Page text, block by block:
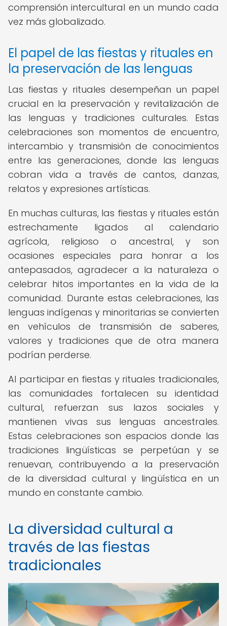
comprensión intercultural en un mundo cada
vez más globalizado.
El papel de las fiestas y rituales en
la preservación de las lenguas
Las fiestas y rituales desempeñan un papel
crucial en la preservación y revitalización de
las lenguas y tradiciones culturales. Estas
celebraciones son momentos de encuentro,
intercambio y transmisión de conocimientos
entre las generaciones, donde las lenguas
cobran vida a través de cantos, danzas,
relatos y expresiones artísticas.
En muchas culturas, las fiestas y rituales están
estrechamente ligados al calendario
agrícola, religioso o ancestral, y son
ocasiones especiales para honrar a los
antepasados, agradecer a la naturaleza o
celebrar hitos importantes en la vida de la
comunidad. Durante estas celebraciones, las
lenguas indígenas y minoritarias se convierten
en vehículos de transmisión de saberes,
valores y tradiciones que de otra manera
podrían perderse.
Al participar en fiestas y rituales tradicionales,
las comunidades fortalecen su identidad
cultural, refuerzan sus lazos sociales y
mantienen vivas sus lenguas ancestrales.
Estas celebraciones son espacios donde las
tradiciones lingüísticas se perpetúan y se
renuevan, contribuyendo a la preservación
de la diversidad cultural y lingüística en un
mundo en constante cambio.
La diversidad cultural a
través de las fiestas
tradicionales